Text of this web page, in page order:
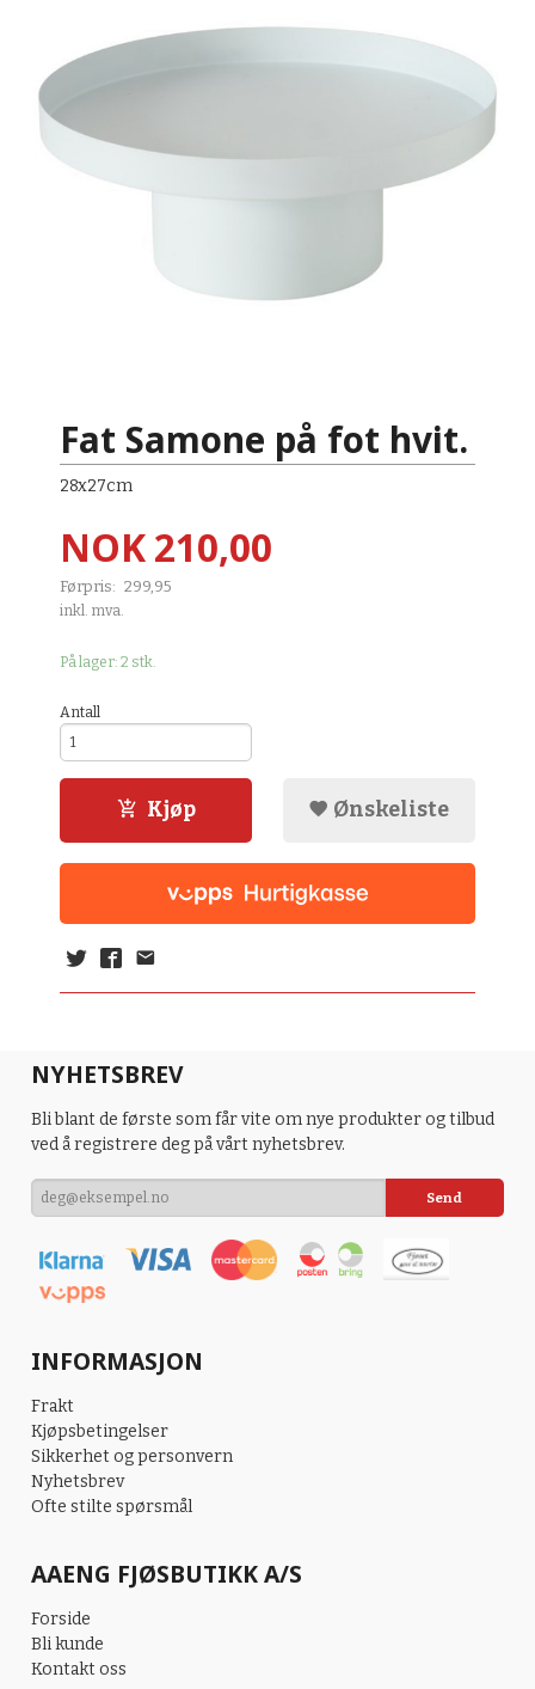
Fat Samone på fot hvit.
28x27cm
Tilbud
NOK210,00
Førpris: 299,95
Rabatt
inkl. mva.
På lager: 2 stk.
Antall
Kjøp Ønskeliste
NYHETSBREV
Bli blant de første som får vite om nye produkter og tilbud
ved å registrere deg på vårt nyhetsbrev.
INFORMASJON
Frakt
Kjøpsbetingelser
Sikkerhet og personvern
Nyhetsbrev
Ofte stilte spørsmål
AAENG FJØSBUTIKK A/S
Forside
Bli kunde
Kontakt oss